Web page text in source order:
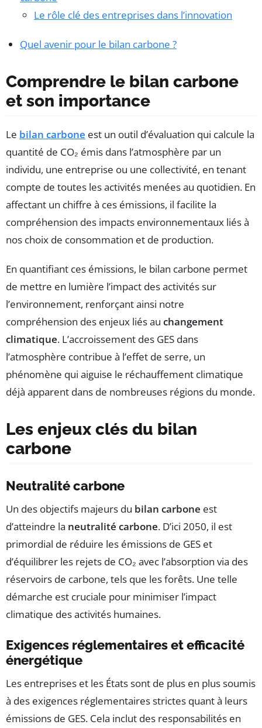
Le rôle clé des entreprises dans l’innovation
Quel avenir pour le bilan carbone ?
Comprendre le bilan carbone
et son importance
Le bilan carbone est un outil d’évaluation qui calcule la
quantité de CO₂ émis dans l’atmosphère par un
individu, une entreprise ou une collectivité, en tenant
compte de toutes les activités menées au quotidien. En
affectant un chiffre à ces émissions, il facilite la
compréhension des impacts environnementaux liés à
nos choix de consommation et de production.
En quantifiant ces émissions, le bilan carbone permet
de mettre en lumière l’impact des activités sur
l’environnement, renforçant ainsi notre
compréhension des enjeux liés au changement
climatique. L’accroissement des GES dans
l’atmosphère contribue à l’effet de serre, un
phénomène qui aiguise le réchauffement climatique
déjà apparent dans de nombreuses régions du monde.
Les enjeux clés du bilan
carbone
Neutralité carbone
Un des objectifs majeurs du bilan carbone est
d’atteindre la neutralité carbone. D’ici 2050, il est
primordial de réduire les émissions de GES et
d’équilibrer les rejets de CO₂ avec l’absorption via des
réservoirs de carbone, tels que les forêts. Une telle
démarche est cruciale pour minimiser l’impact
climatique des activités humaines.
Exigences réglementaires et efficacité
énergétique
Les entreprises et les États sont de plus en plus soumis
à des exigences réglementaires strictes quant à leurs
émissions de GES. Cela inclut des responsabilités en